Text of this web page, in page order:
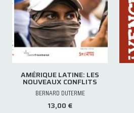
AMÉRIQUE LATINE: LES
NOUVEAUX CONFLITS
BERNARD DUTERME
13,00 €